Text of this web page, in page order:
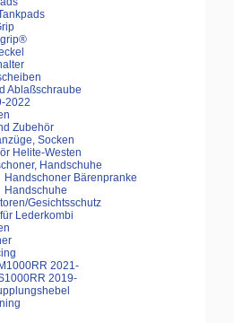
Ablaßschraube
2022
Zubehör
Socken
Helite-Westen
Handschuhe
Handschoner Bärenpranke
Handschuhe
Gesichtsschutz
Lederkombi
2021-
2019-